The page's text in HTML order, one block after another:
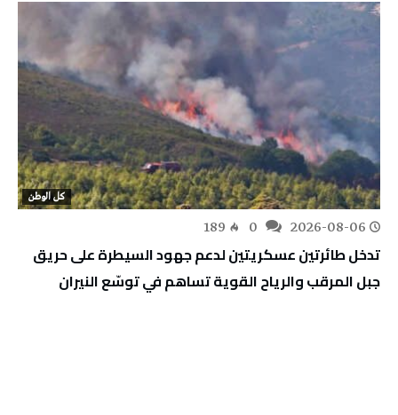
كل الوطن
2026-08-06
189
تدخل طائرتين عسكريتين لدعم جهود السيطرة على حريق
جبل المرقب والرياح القوية تساهم في توسّع النيران